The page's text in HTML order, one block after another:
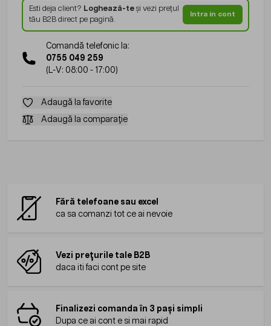
Esti deja client? Loghează-teși vezi prețul
tău B2B direct pe pagină.
Intra in cont
Comandă telefonic la:
0755 049 259
(L-V: 08:00 - 17:00)
Adaugă la favorite
Adaugă la comparație
Fără telefoane sau excel
ca sa comanzi tot ce ai nevoie
Vezi prețurile tale B2B
daca iti faci cont pe site
Finalizezi comanda în 3 pași simpli
Dupa ce ai cont e si mai rapid